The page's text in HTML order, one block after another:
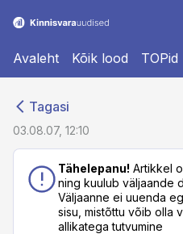
Avaleht Kõik lood TOPid
Tagasi
03.08.07, 12:10
Tähelepanu! Artikkel
ning kuulub väljaande
Väljaanne ei uuenda
sisu, mistõttu võib olla
allikatega tutvumine